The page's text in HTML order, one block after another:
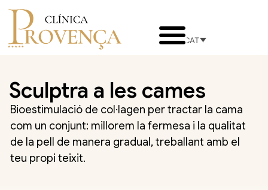
CAT
Sculptra a les cames
Bioestimulació de col·lagen per tractar la cama
com un conjunt: millorem la fermesa i la qualitat
de la pell de manera gradual, treballant amb el
teu propi teixit.